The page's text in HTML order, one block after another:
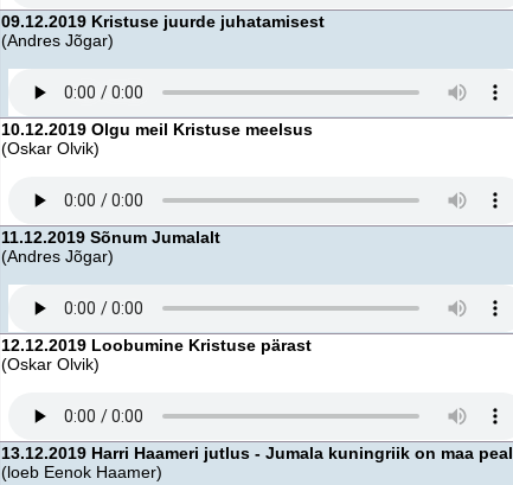
09.12.2019 Kristuse juurde juhatamisest
(Andres Jõgar)
10.12.2019 Olgu meil Kristuse meelsus
(Oskar Olvik)
11.12.2019 Sõnum Jumalalt
(Andres Jõgar)
12.12.2019 Loobumine Kristuse pärast
(Oskar Olvik)
13.12.2019 Harri Haameri jutlus - Jumala kuningriik on maa peal
(loeb Eenok Haamer)